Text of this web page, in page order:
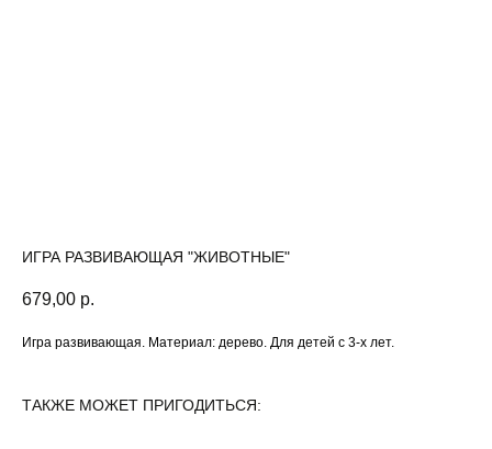
ИГРА РАЗВИВАЮЩАЯ "ЖИВОТНЫЕ"
679,00 р.
Игра развивающая. Материал: дерево. Для детей с 3-х лет.
ТАКЖЕ МОЖЕТ ПРИГОДИТЬСЯ: